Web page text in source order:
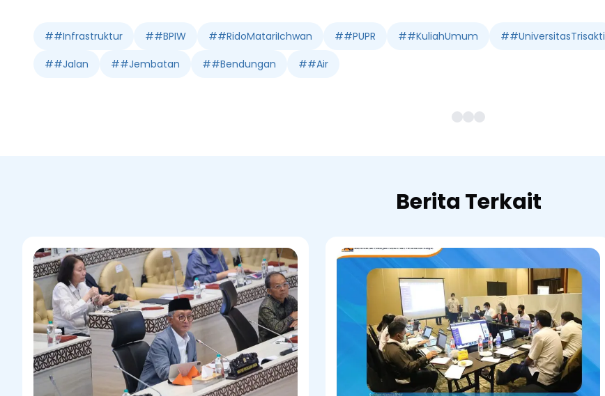
##Infrastruktur ##BPIW ##RidoMatariIchwan ##PUPR ##KuliahUmum ##UniversitasTrisakti
##Jalan ##Jembatan ##Bendungan ##Air
Berita Terkait